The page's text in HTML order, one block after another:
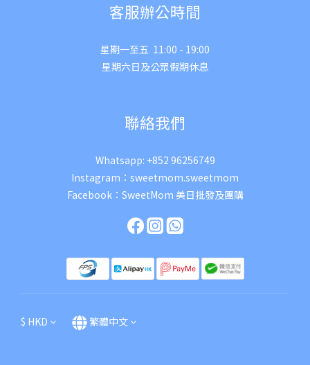
客服辦公時間
星期一至五 11:00 - 19:00
星期六日及公眾假期休息
聯絡我們
Whatsapp: +852 96256749
Instagram： sweetmom.sweetmom
Facebook： SweetMom 美日批發及團購
$ HKD 繁體中文